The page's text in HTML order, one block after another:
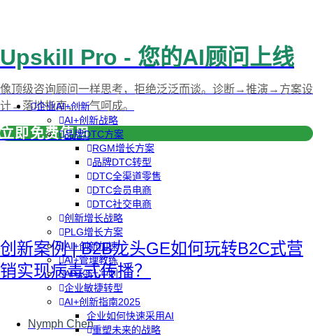
企业AI+创新
AI+创新战略
品牌DTC方案
RGM增长方案
品牌DTC转型
DTC全渠道零售
DTC会员电商
DTC社交电商
创新增长战略
PLG增长方案
AI+创新加速
AI+管理教练
AI+设计冲刺
企业敏捷转型
AI+创新指南2025
企业如何快速采用AI
重塑未来的战略
Upskill Pro - 您的AI顾问上线
像顶级咨询顾问一样思考，拒绝泛泛而谈。诊断→推演→方案设
计→落地指南，一气呵成。
立即免费使用
创新案例 | B2B龙头GE如何玩转B2C式营
销实现病毒式传播？
Nymph Chen